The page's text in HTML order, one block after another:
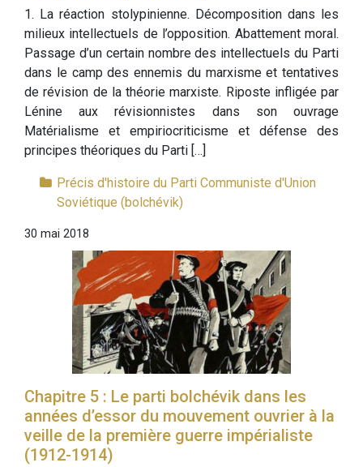
1. La réaction stolypinienne. Décomposition dans les
milieux intellectuels de l’opposition. Abattement moral.
Passage d’un certain nombre des intellectuels du Parti
dans le camp des ennemis du marxisme et tentatives
de révision de la théorie marxiste. Riposte infligée par
Lénine aux révisionnistes dans son ouvrage
Matérialisme et empiriocriticisme et défense des
principes théoriques du Parti […]
Précis d'histoire du Parti Communiste d'Union
Soviétique (bolchévik)
30 mai 2018
Chapitre 5 : Le parti bolchévik dans les
années d’essor du mouvement ouvrier à la
veille de la première guerre impérialiste
(1912-1914)